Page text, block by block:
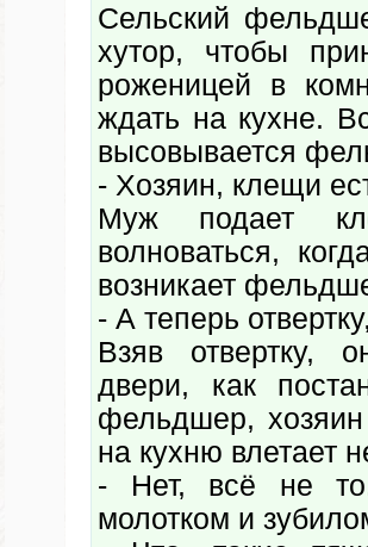
Сельский
хутор, чтобы
роженицей в
ждать на кухне.
высовывается
- Хозяин, клещи
Муж подает
волноваться,
возникает
- А теперь
Взяв отвертку,
двери, как
фельдшер,
на кухню влетает
- Нет, всё не
молотком и